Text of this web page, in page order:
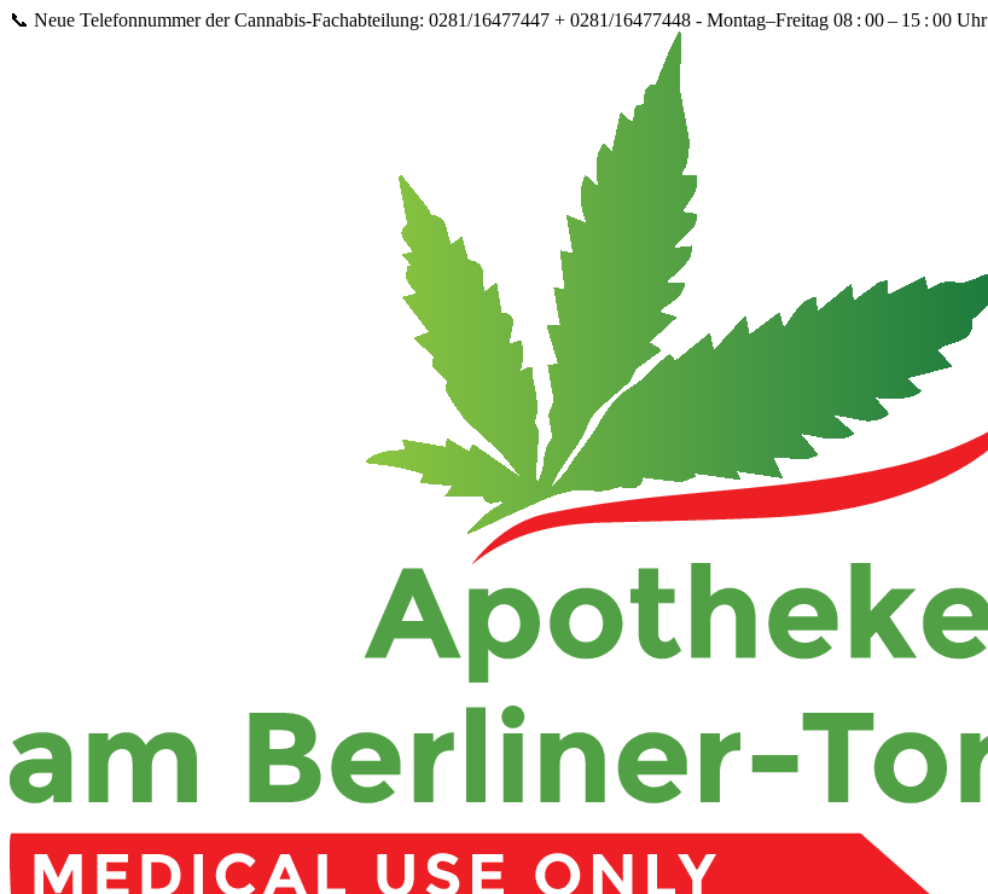
Springe
📞 Neue Telefonnummer der Cannabis‑Fachabteilung: 0281/16477447 + 0281/16477448 - Montag–Freitag 08 : 00 – 15 : 00 Uhr